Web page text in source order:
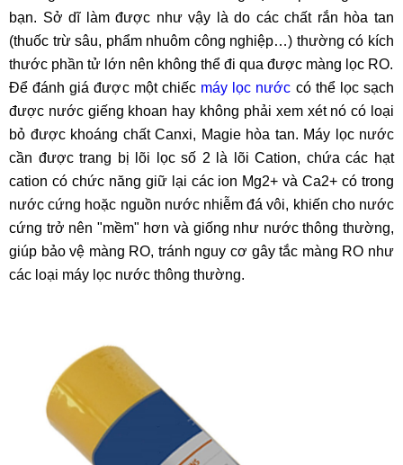
bạn. Sở dĩ làm được như vậy là do các chất rắn hòa tan
(thuốc trừ sâu, phẩm nhuôm công nghiệp…) thường có kích
thước phần tử lớn nên không thể đi qua được màng lọc RO.
Để đánh giá được một chiếc máy lọc nước có thể lọc sạch
được nước giếng khoan hay không phải xem xét nó có loại
bỏ được khoáng chất Canxi, Magie hòa tan. Máy lọc nước
cần được trang bị lõi lọc số 2 là lõi Cation, chứa các hạt
cation có chức năng giữ lại các ion Mg2+ và Ca2+ có trong
nước cứng hoặc nguồn nước nhiễm đá vôi, khiến cho nước
cứng trở nên "mềm" hơn và giống như nước thông thường,
giúp bảo vệ màng RO, tránh nguy cơ gây tắc màng RO như
các loại máy lọc nước thông thường.